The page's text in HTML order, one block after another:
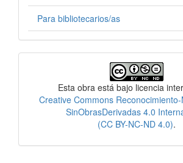
Para bibliotecarios/as
Esta obra está bajo licencia
Creative Commons
SinObrasDerivadas 4.0
(CC BY-NC-ND 4.0).